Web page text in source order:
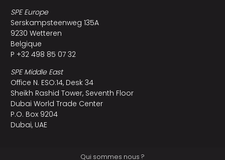
SPE Europe
Serskampsteenweg 135A
9230 Wetteren
Belgique
P +32 498 85 07 32
SPE Middle East
Office N. ESO:14, Desk 34
Sheikh Rashid Tower, Seventh Floor
Dubai World Trade Center
P.O. Box 9204
Dubai, UAE
Qui sommes nous ?